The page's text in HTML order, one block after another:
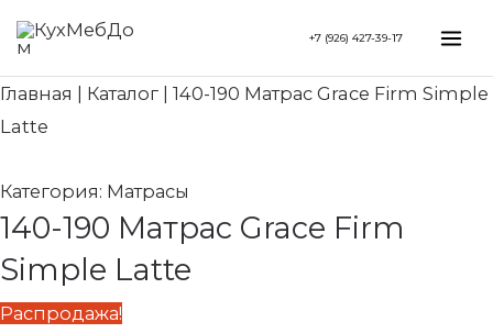
Перейти
содержимому
+7 (926) 427-39-17
Главная Каталог
140-190 Матрас Grace Firm Simple
Latte
Категория: Матрасы
140-190 Матрас Grace Firm
Simple Latte
Распродажа!
Первоначальная
составляла
44
Search...